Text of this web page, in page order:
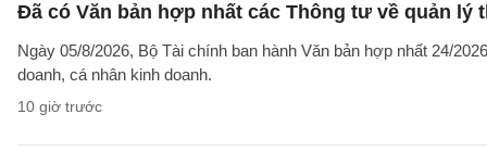
Đã có Văn bản hợp nhất các Thông tư về quản lý
Ngày 05/8/2026, Bộ Tài chính ban hành Văn bản hợp nhất 24/
doanh, cá nhân kinh doanh.
10 giờ trước